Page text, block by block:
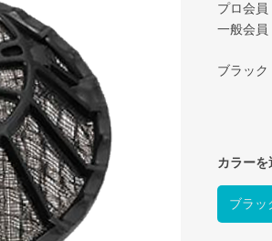
プロ会員
一般会員
ブラック
カラー
ブラッ